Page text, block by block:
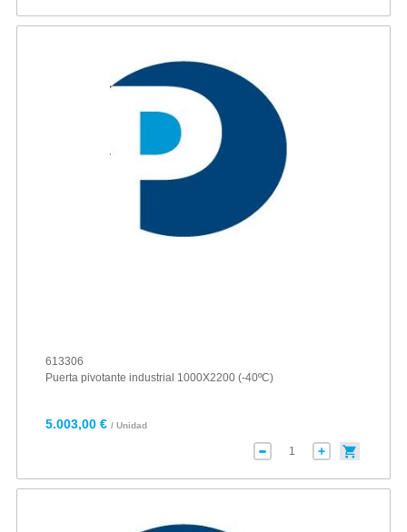
613306
Puerta pivotante industrial 1000X2200 (-40ºC)
5.003,00 € / Unidad